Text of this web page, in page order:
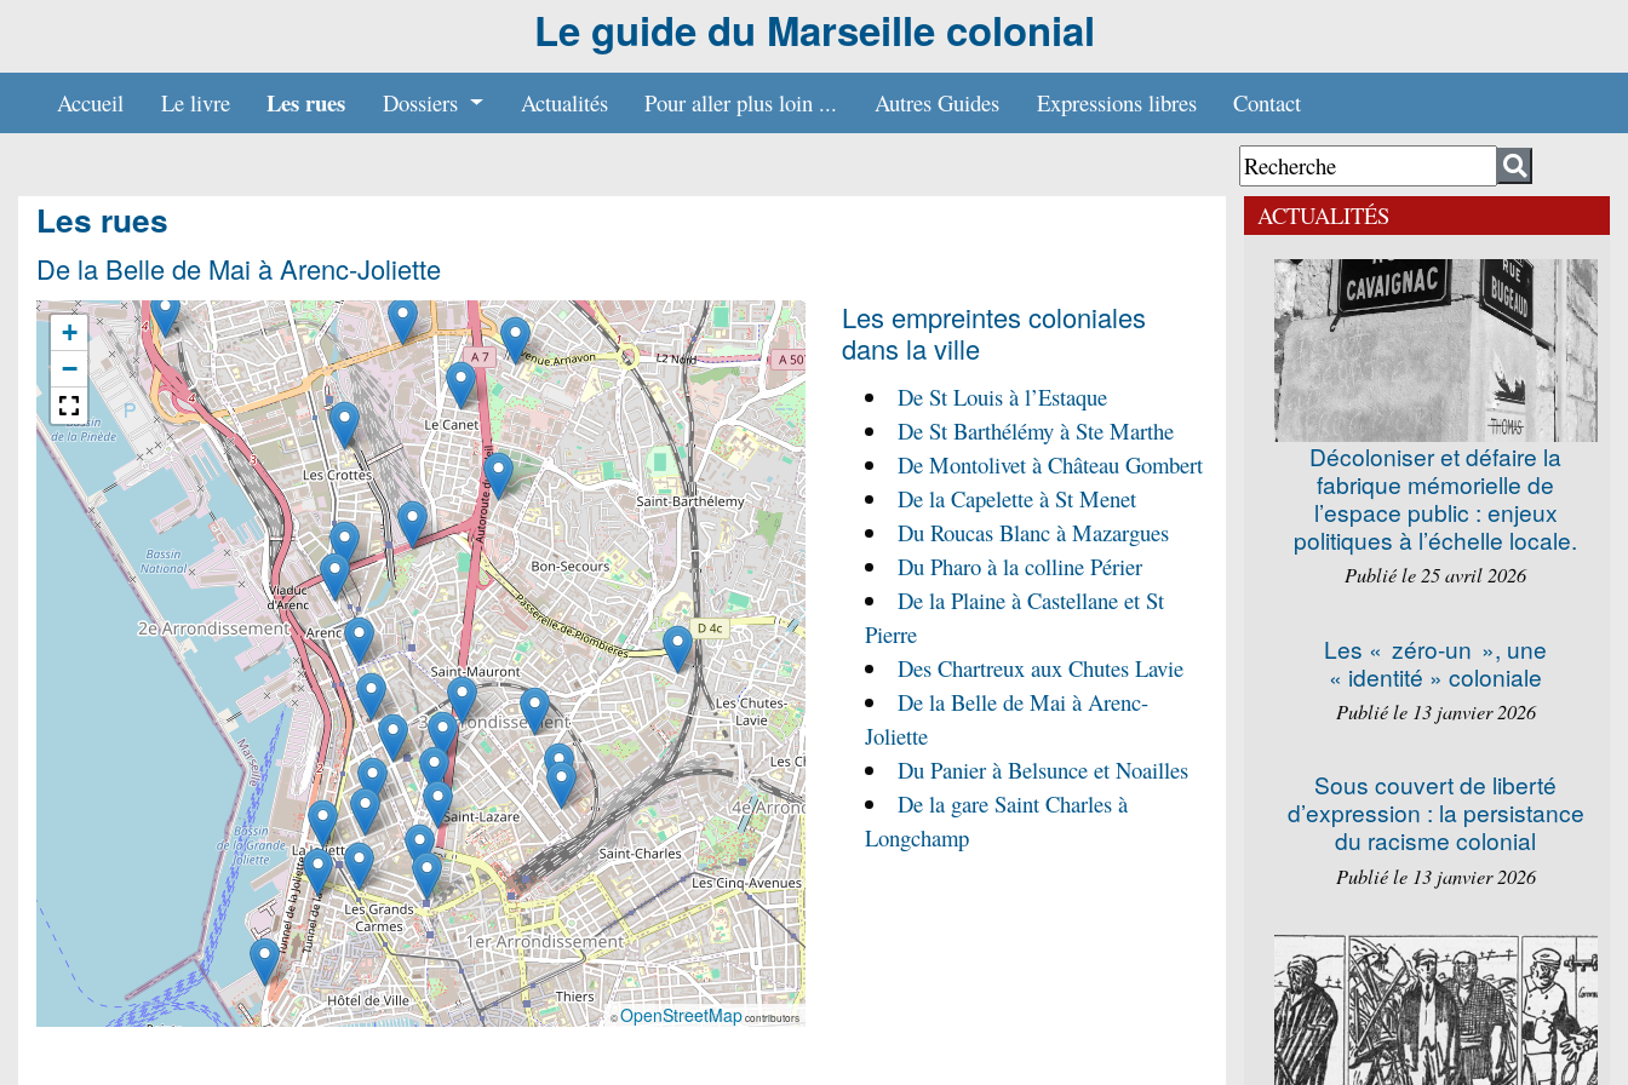
Le guide du Marseille colonial
Accueil Le livre Les rues Dossiers Actualités Pour aller plus loin ... Autres Guides Expressions libres Contact
Les rues
De la Belle de Mai à Arenc-Joliette
+
−
©OpenStreetMapcontributors
Les empreintes coloniales
dans la ville
De St Louis à l’Estaque
De St Barthélémy à Ste Marthe
De Montolivet à Château Gombert
De la Capelette à St Menet
Du Roucas Blanc à Mazargues
Du Pharo à la colline Périer
De la Plaine à Castellane et St
Pierre
Des Chartreux aux Chutes Lavie
De la Belle de Mai à Arenc-
Joliette
Du Panier à Belsunce et Noailles
De la gare Saint Charles à
Longchamp
ACTUALITÉS
Décoloniser et défaire la
fabrique mémorielle de
l’espace public : enjeux
politiques à l’échelle locale.
Publié le 25 avril 2026
Les « zéro-un », une
« identité » coloniale
Publié le 13 janvier 2026
Sous couvert de liberté
d’expression : la persistance
du racisme colonial
Publié le 13 janvier 2026